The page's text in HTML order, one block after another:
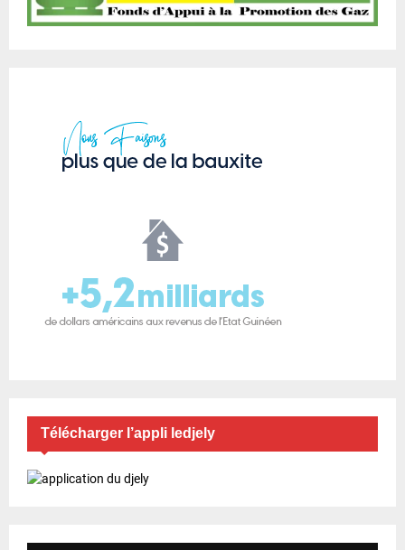
Télécharger l’appli ledjely